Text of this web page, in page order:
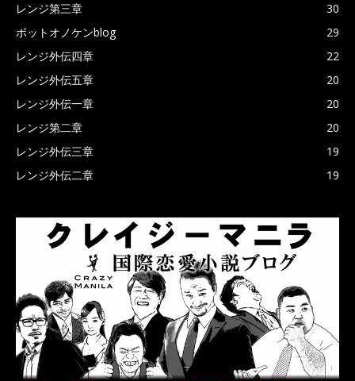
レンジ第三章
30
ポットオノケンblog
29
レンジ外伝四章
22
レンジ外伝五章
20
レンジ外伝一章
20
レンジ第二章
20
レンジ外伝三章
19
レンジ外伝二章
19